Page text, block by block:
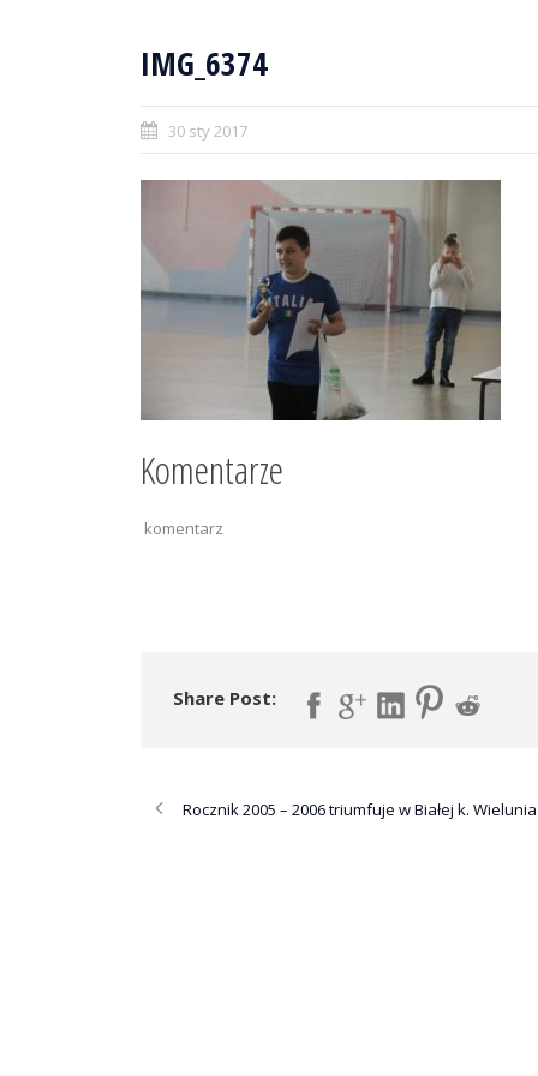
IMG_6374
30 sty 2017
Komentarze
komentarz
Share Post:
Rocznik 2005 – 2006 triumfuje w Białej k. Wielunia